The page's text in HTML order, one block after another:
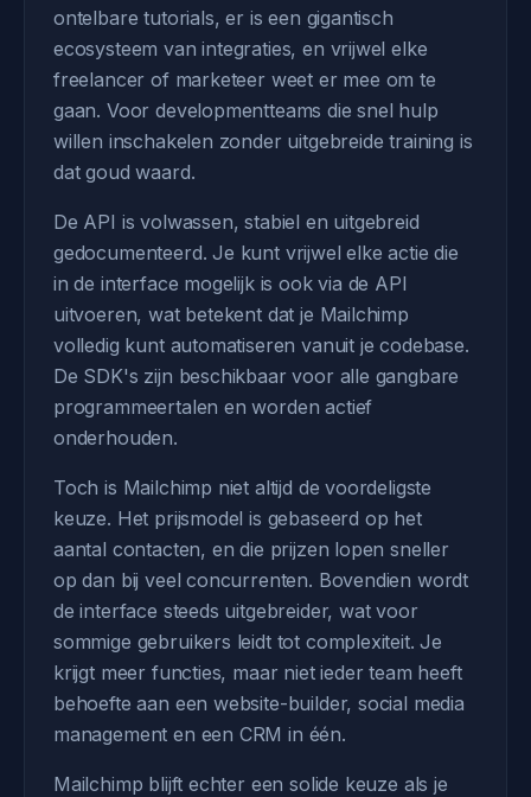
ontelbare tutorials, er is een gigantisch
ecosysteem van integraties, en vrijwel elke
freelancer of marketeer weet er mee om te
gaan. Voor developmentteams die snel hulp
willen inschakelen zonder uitgebreide training is
dat goud waard.
De API is volwassen, stabiel en uitgebreid
gedocumenteerd. Je kunt vrijwel elke actie die
in de interface mogelijk is ook via de API
uitvoeren, wat betekent dat je Mailchimp
volledig kunt automatiseren vanuit je codebase.
De SDK's zijn beschikbaar voor alle gangbare
programmeertalen en worden actief
onderhouden.
Toch is Mailchimp niet altijd de voordeligste
keuze. Het prijsmodel is gebaseerd op het
aantal contacten, en die prijzen lopen sneller
op dan bij veel concurrenten. Bovendien wordt
de interface steeds uitgebreider, wat voor
sommige gebruikers leidt tot complexiteit. Je
krijgt meer functies, maar niet ieder team heeft
behoefte aan een website-builder, social media
management en een CRM in één.
Mailchimp blijft echter een solide keuze als je